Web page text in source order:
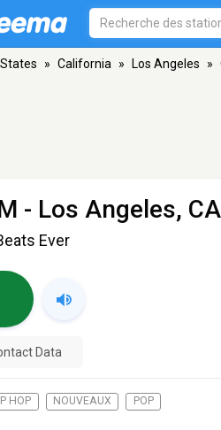
» California » Los Angeles »
- Los Angeles, CA
Ever
Data
HOP NOUVEAUX POP